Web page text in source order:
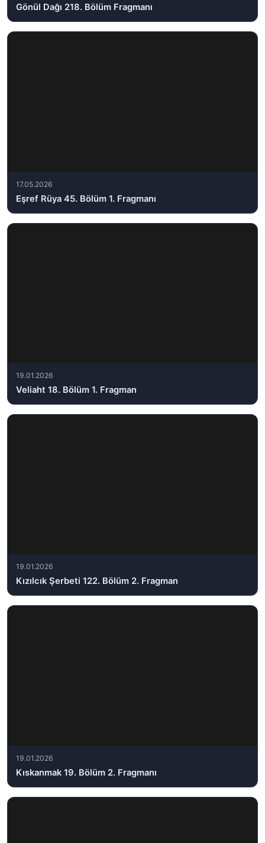
Gönül Dağı 218. Bölüm Fragmanı
17.05.2026
Eşref Rüya 45. Bölüm 1. Fragmanı
19.01.2026
Veliaht 18. Bölüm 1. Fragman
19.01.2026
Kızılcık Şerbeti 122. Bölüm 2. Fragman
19.01.2026
Kıskanmak 19. Bölüm 2. Fragmanı